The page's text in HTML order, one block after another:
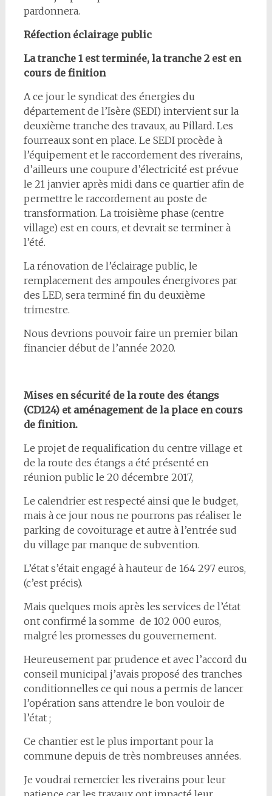
pardonnera.
Réfection éclairage public
La tranche 1 est terminée, la tranche 2 est en
cours de finition
A ce jour le syndicat des énergies du
département de l’Isère (SEDI) intervient sur la
deuxième tranche des travaux, au Pillard. Les
fourreaux sont en place. Le SEDI procède à
l’équipement et le raccordement des riverains,
d’ailleurs une coupure d’électricité est prévue
le 21 janvier après midi dans ce quartier afin de
permettre le raccordement au poste de
transformation. La troisième phase (centre
village) est en cours, et devrait se terminer à
l’été.
La rénovation de l’éclairage public, le
remplacement des ampoules énergivores par
des LED, sera terminé fin du deuxième
trimestre.
Nous devrions pouvoir faire un premier bilan
financier début de l’année 2020.
Mises en sécurité de la route des étangs
(CD124) et aménagement de la place en cours
de finition.
Le projet de requalification du centre village et
de la route des étangs a été présenté en
réunion public le 20 décembre 2017,
Le calendrier est respecté ainsi que le budget,
mais à ce jour nous ne pourrons pas réaliser le
parking de covoiturage et autre à l’entrée sud
du village par manque de subvention.
L’état s’était engagé à hauteur de 164 297 euros,
(c’est précis).
Mais quelques mois après les services de l’état
ont confirmé la somme de 102 000 euros,
malgré les promesses du gouvernement.
Heureusement par prudence et avec l’accord du
conseil municipal j’avais proposé des tranches
conditionnelles ce qui nous a permis de lancer
l’opération sans attendre le bon vouloir de
l’état ;
Ce chantier est le plus important pour la
commune depuis de très nombreuses années.
Je voudrai remercier les riverains pour leur